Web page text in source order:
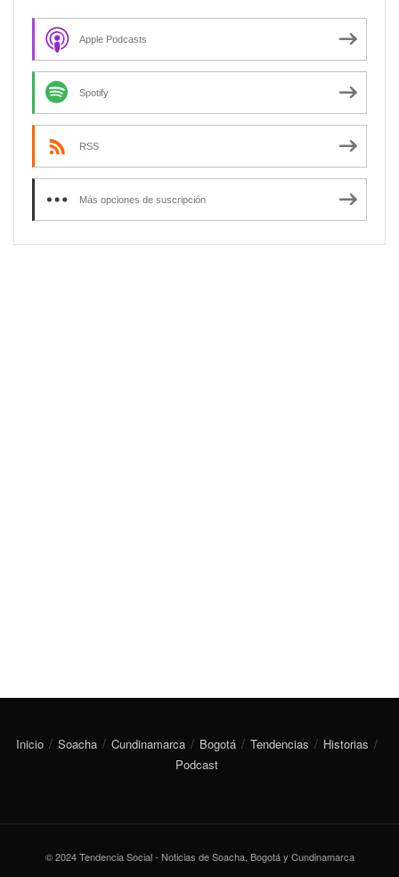
Apple Podcasts
Spotify
RSS
Más opciones de suscripción
Inicio Soacha Cundinamarca Bogotá Tendencias
Historias
Podcast
© 2024 Tendencia Social - Noticias de Soacha, Bogotá y Cundinamarca